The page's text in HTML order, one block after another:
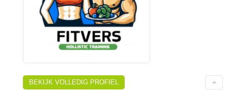
BEKIJK VOLLEDIG PROFIEL